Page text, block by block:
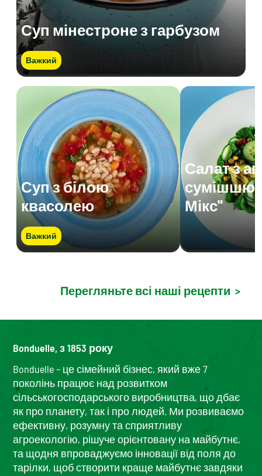
Суп мінестроне з гарбузом
Важкий
Суп з білою
квасолею
Важкий
Салат з
сумішшю
Мікс"
Перегляньте всі наші рецепти >
Bonduelle, з 1853 року
Bonduelle – це сімейний бізнес, який вже 7
поколінь працює над розвитком
сільськогосподарського виробництва, що дбає
як про планету, так і про людей. Ми розвиваємо
ефективну, розумну та сприятливу
агроекологію, рішуче орієнтовану на майбутнє,
та щодня впроваджуємо інновації від поля до
тарілки, щоб створити краще майбутнє завдяки